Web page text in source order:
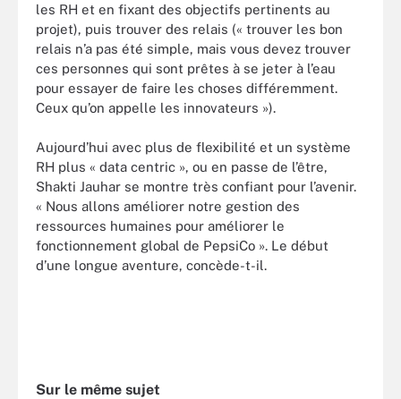
les RH et en fixant des objectifs pertinents au
projet), puis trouver des relais (« trouver les bon
relais n’a pas été simple, mais vous devez trouver
ces personnes qui sont prêtes à se jeter à l’eau
pour essayer de faire les choses différemment.
Ceux qu’on appelle les innovateurs »).
Aujourd’hui avec plus de flexibilité et un système
RH plus « data centric », ou en passe de l’être,
Shakti Jauhar se montre très confiant pour l’avenir.
« Nous allons améliorer notre gestion des
ressources humaines pour améliorer le
fonctionnement global de PepsiCo ». Le début
d’une longue aventure, concède-t-il.
Sur le même sujet